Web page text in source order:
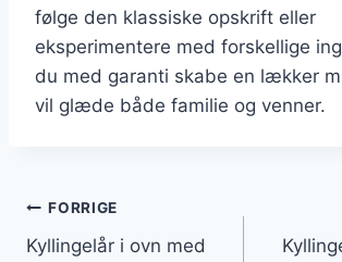
følge den klassiske opskrift eller
eksperimentere med forskellige
du med garanti skabe en lækker
vil glæde både familie og venner.
Indlægsnavigation
FORRIGE
Kyllingelår i ovn med